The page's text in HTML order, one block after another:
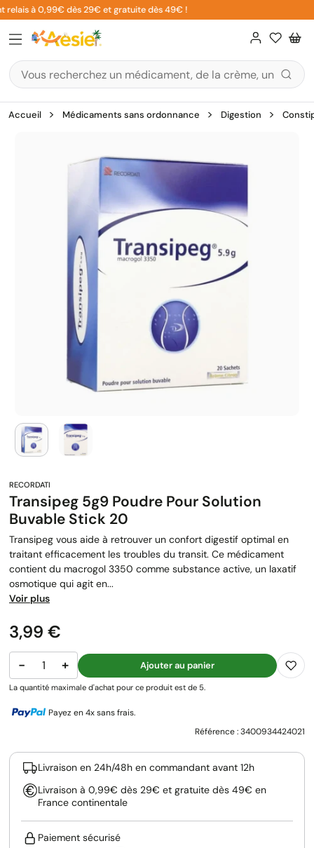
Aller
au
contenu
à 0,99€ dès 29€ et gratuite dès 49€ !
Accueil Médicaments sans ordonnance Digestion
Transipeg 5g9 Poudre Pour Solution
Buvable Stick 20
Transipeg vous aide à retrouver un confort digestif optimal en
traitant efficacement les troubles du transit. Ce médicament
contient du macrogol 3350 comme substance active, un laxatif
osmotique qui agit en...
Voir plus
Prix
3,99 €
− + Ajouter au panier
La quantité maximale d'achat pour ce produit est de 5.
Payez en 4x sans frais.
Référence :3400934424021
Livraison en 24h/48h en commandant avant 12h
Livraison à 0,99€ dès 29€ et gratuite dès 49€ en
France continentale
Paiement sécurisé